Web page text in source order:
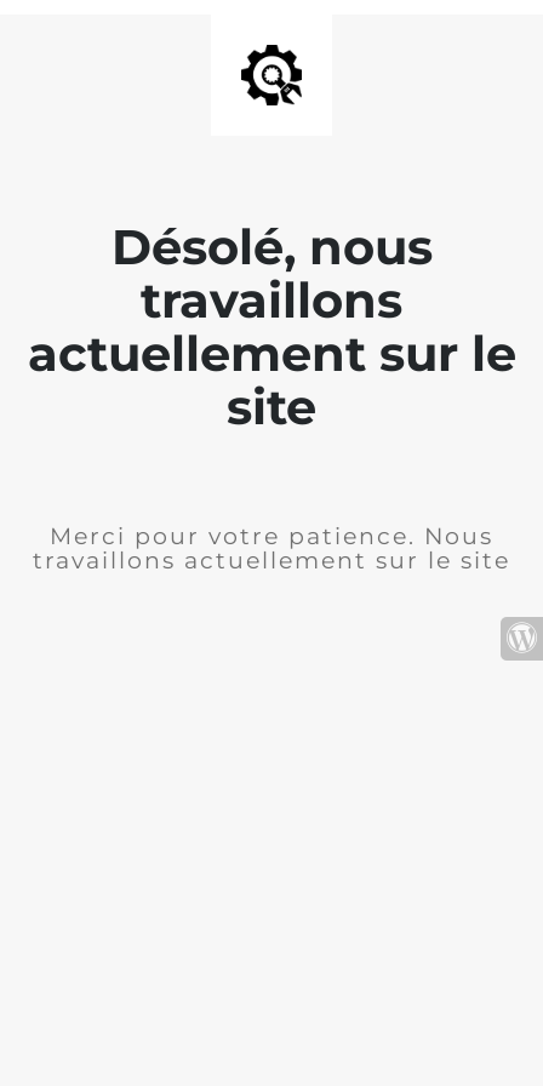
Désolé, nous
travaillons
actuellement sur le
site
Merci pour votre patience. Nous
travaillons actuellement sur le site